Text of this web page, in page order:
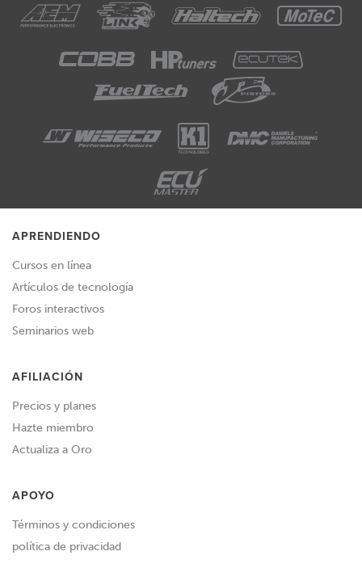
APRENDIENDO
Cursos en línea
Artículos de tecnología
Foros interactivos
Seminarios web
AFILIACIÓN
Precios y planes
Hazte miembro
Actualiza a Oro
APOYO
Términos y condiciones
política de privacidad